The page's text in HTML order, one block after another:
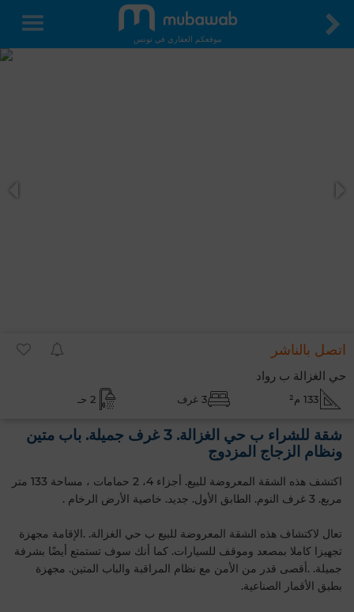
موقعكم العقاري في تونس
اتصل بالناشر
حي الغزالة ب رواد
133 م² 3 غرف 2 حـ
شقة للشراء ب حي الغزالة. 3 غرف جميلة. باب متين
ونظام الزجاج المزدوج
اكتشف هذه الشقة المعروضة للبيع. أجزاء 4، 2 حمامات ، مساحة 133 متر
مربع. 3 غرف النوم. الطابق الأول‎. جديد. خاصية الأرض الرخام .
تعال لاكتشاف هذه الشقة المعروضة للبيع ب حي الغزالة. .الإقامة مجهزة
تجهيزا كاملا بمصعد وموقف للسيارات. كما أنك سوف تستمتع أيضًا بشرفة
جميلة. .أقصى قدر من الأمن مع نظام المراقبة والباب المتين. مجهزة
بطبق الأقمار الصناعية.